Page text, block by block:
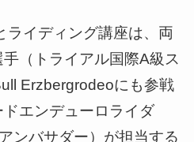
イディング講座は、両
（トライアル国際A級ス
Erzbergrodeoにも参戦
エンデューロライダ
ンバサダー）が担当する